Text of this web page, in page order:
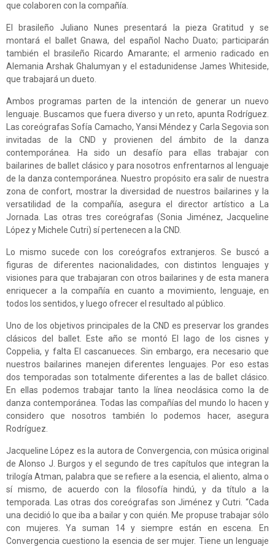
que colaboren con la compañía.
El brasileño Juliano Nunes presentará la pieza Gratitud y se
montará el ballet Gnawa, del español Nacho Duato; participarán
también el brasileño Ricardo Amarante; el armenio radicado en
Alemania Arshak Ghalumyan y el estadunidense James Whiteside,
que trabajará un dueto.
Ambos programas parten de la intención de generar un nuevo
lenguaje. Buscamos que fuera diverso y un reto, apunta Rodríguez.
Las coreógrafas Sofía Camacho, Yansi Méndez y Carla Segovia son
invitadas de la CND y provienen del ámbito de la danza
contemporánea. Ha sido un desafío para ellas trabajar con
bailarines de ballet clásico y para nosotros enfrentarnos al lenguaje
de la danza contemporánea. Nuestro propósito era salir de nuestra
zona de confort, mostrar la diversidad de nuestros bailarines y la
versatilidad de la compañía, asegura el director artístico a La
Jornada. Las otras tres coreógrafas (Sonia Jiménez, Jacqueline
López y Michele Cutri) sí pertenecen a la CND.
Lo mismo sucede con los coreógrafos extranjeros. Se buscó a
figuras de diferentes nacionalidades, con distintos lenguajes y
visiones para que trabajaran con otros bailarines y de esta manera
enriquecer a la compañía en cuanto a movimiento, lenguaje, en
todos los sentidos, y luego ofrecer el resultado al público.
Uno de los objetivos principales de la CND es preservar los grandes
clásicos del ballet. Este año se montó El lago de los cisnes y
Coppelia, y falta El cascanueces. Sin embargo, era necesario que
nuestros bailarines manejen diferentes lenguajes. Por eso estas
dos temporadas son totalmente diferentes a las de ballet clásico.
En ellas podemos trabajar tanto la línea neoclásica como la de
danza contemporánea. Todas las compañías del mundo lo hacen y
considero que nosotros también lo podemos hacer, asegura
Rodríguez.
Jacqueline López es la autora de Convergencia, con música original
de Alonso J. Burgos y el segundo de tres capítulos que integran la
trilogía Atman, palabra que se refiere a la esencia, el aliento, alma o
sí mismo, de acuerdo con la filosofía hindú, y da título a la
temporada. Las otras dos coreógrafas son Jiménez y Cutri. “Cada
una decidió lo que iba a bailar y con quién. Me propuse trabajar sólo
con mujeres. Ya suman 14 y siempre están en escena. En
Convergencia cuestiono la esencia de ser mujer. Tiene un lenguaje